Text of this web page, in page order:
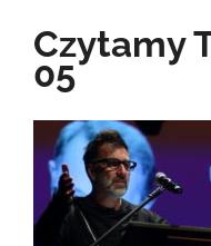
Czytamy
05